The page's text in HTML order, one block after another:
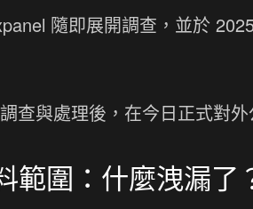
隨即展開調查，並於
查與處理後，在今日正式對
範圍：什麼洩漏了